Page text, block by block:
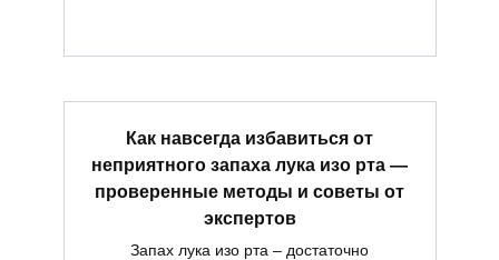
Как навсегда избавиться от
неприятного запаха лука изо рта —
проверенные методы и советы от
экспертов
Запах лука изо рта – достаточно